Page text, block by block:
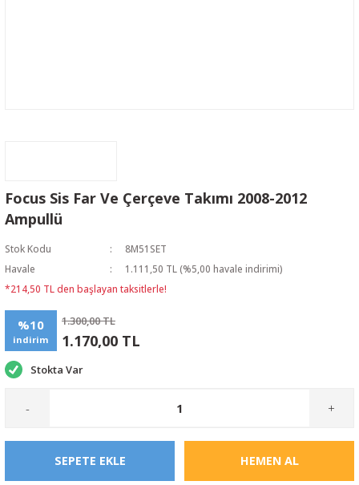
Focus Sis Far Ve Çerçeve Takımı 2008-2012
Ampullü
Stok Kodu
8M51SET
Havale
1.111,50 TL (%5,00 havale indirimi)
*214,50 TL den başlayan taksitlerle!
%10
indirim
1.300,00 TL
1.170,00 TL
Stokta Var
- +
SEPETE EKLE HEMEN AL